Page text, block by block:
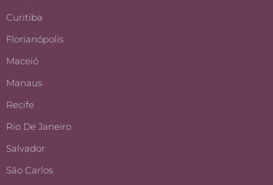
Curitiba
Florianópolis
Maceió
Manaus
Recife
Rio De Janeiro
Salvador
São Carlos